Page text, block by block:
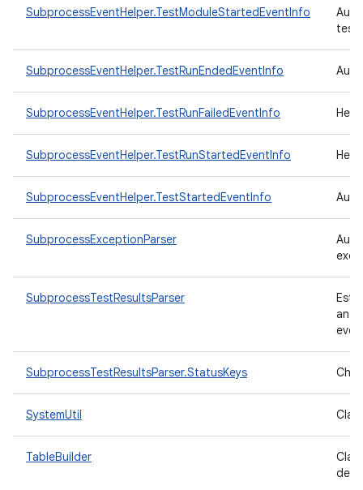
SubprocessEventHelper.TestModuleStartedEventInfo
SubprocessEventHelper.TestRunEndedEventInfo
SubprocessEventHelper.TestRunFailedEventInfo
SubprocessEventHelper.TestRunStartedEventInfo
SubprocessEventHelper.TestStartedEventInfo
SubprocessExceptionParser
SubprocessTestResultsParser
SubprocessTestResultsParser.StatusKeys
SystemUtil
TableBuilder
de